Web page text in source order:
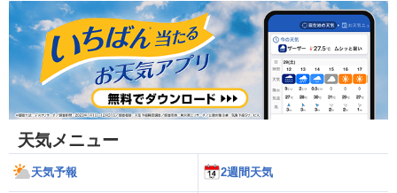
天気メニュー
天気予報 2週間天気